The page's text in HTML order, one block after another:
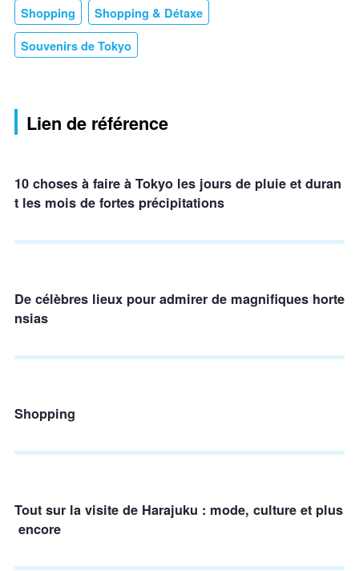
Shopping Shopping & Détaxe
Souvenirs de Tokyo
Lien de référence
10 choses à faire à Tokyo les jours de pluie et duran
t les mois de fortes précipitations
De célèbres lieux pour admirer de magnifiques horte
nsias
Shopping
Tout sur la visite de Harajuku : mode, culture et plus
encore